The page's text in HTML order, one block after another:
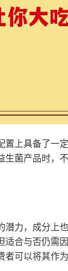
上具备了一
菌产品时，
力，成分上
合与否仍需
可以将其作为